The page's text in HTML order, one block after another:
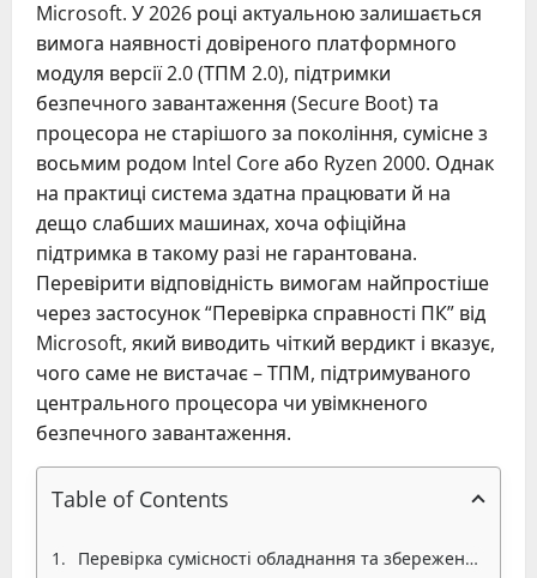
Microsoft. У 2026 році актуальною залишається
вимога наявності довіреного платформного
модуля версії 2.0 (ТПМ 2.0), підтримки
безпечного завантаження (Secure Boot) та
процесора не старішого за покоління, сумісне з
восьмим родом Intel Core або Ryzen 2000. Однак
на практиці система здатна працювати й на
дещо слабших машинах, хоча офіційна
підтримка в такому разі не гарантована.
Перевірити відповідність вимогам найпростіше
через застосунок “Перевірка справності ПК” від
Microsoft, який виводить чіткий вердикт і вказує,
чого саме не вистачає – ТПМ, підтримуваного
центрального процесора чи увімкненого
безпечного завантаження.
Table of Contents
Перевірка сумісності обладнання та збереження даних перед стартом